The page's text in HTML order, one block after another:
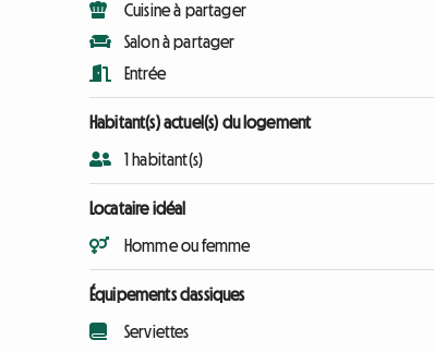
Cuisine à partager
Salon à partager
Entrée
Habitant(s) actuel(s) du logement
1 habitant(s)
Locataire idéal
Homme ou femme
Équipements classiques
Serviettes